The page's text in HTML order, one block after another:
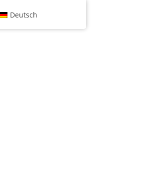
Deutsch